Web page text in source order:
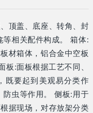
顶盖、底座、转角、封
相关配件构成。 箱体:
材箱体，铝合金中空板
:面板根据工艺不同、
既要起到美观易分类作
防虫等作用。 侧板:用于
据现场，对存放架分类